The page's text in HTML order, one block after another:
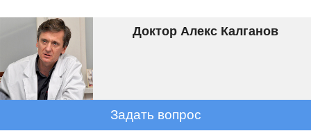
Доктор Алекс Калганов
Задать вопрос